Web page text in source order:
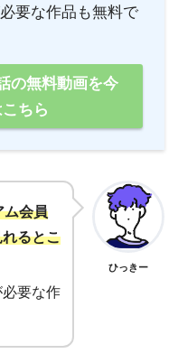
要な作品も無料で
の無料動画を今
ちら
ム会員
るとこ
要な作
ひっきー